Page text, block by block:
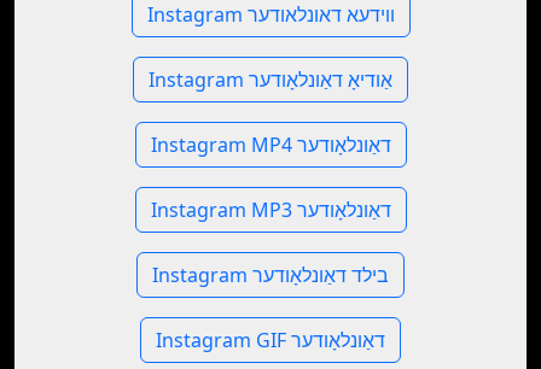
Instagram ווידעא דאונלאודער
Instagram אַודיאָ דאַונלאָודער
Instagram MP4 דאַונלאָודער
Instagram MP3 דאַונלאָודער
Instagram בילד דאַונלאָודער
Instagram GIF דאַונלאָודער